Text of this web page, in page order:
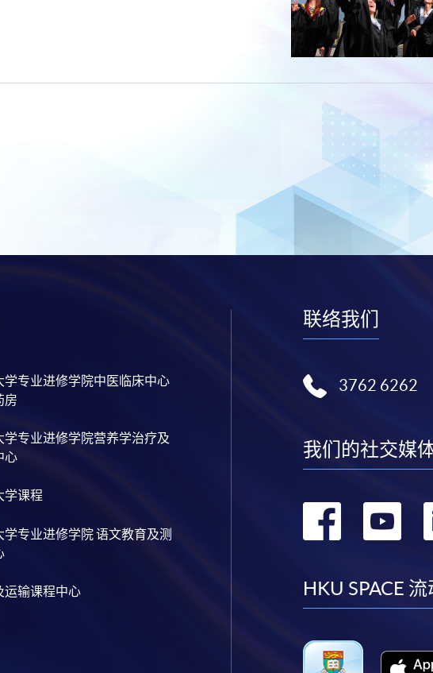
学专业进修学院中医临床中心
房
学专业进修学院营养学治疗及
心
学课程
学专业进修学院 语文教育及测
运输课程中心
联络我们
3762 6262
我们的社交媒
转
HKU SPACE